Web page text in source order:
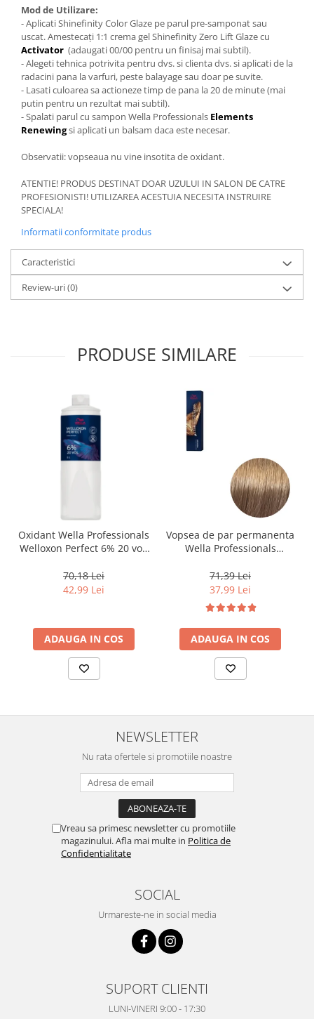
Mod de Utilizare:
- Aplicati Shinefinity Color Glaze pe parul pre-samponat sau
uscat. Amestecați 1:1 crema gel Shinefinity Zero Lift Glaze cu
Activator (adaugati 00/00 pentru un finisaj mai subtil).
- Alegeti tehnica potrivita pentru dvs. si clienta dvs. si aplicati de la
radacini pana la varfuri, peste balayage sau doar pe suvite.
- Lasati culoarea sa actioneze timp de pana la 20 de minute (mai
putin pentru un rezultat mai subtil).
- Spalati parul cu sampon Wella Professionals Elements
Renewingsi aplicati un balsam daca este necesar.
Observatii: vopseaua nu vine insotita de oxidant.
ATENTIE! PRODUS DESTINAT DOAR UZULUI IN SALON DE CATRE
PROFESIONISTI! UTILIZAREA ACESTUIA NECESITA INSTRUIRE
SPECIALA!
Informatii conformitate produs
Caracteristici
Review-uri(0)
PRODUSE SIMILARE
Oxidant Wella Professionals
Welloxon Perfect 6% 20 vol,
70,18 Lei
42,99 Lei
ADAUGA IN COS
Vopsea de par permanenta
Wella Professionals
Blond Deschis Natural, 60
ml
71,39 Lei
37,99 Lei
ADAUGA IN COS
NEWSLETTER
Nu rata ofertele si promotiile noastre
Vreau sa primesc newsletter cu promotiile
magazinului. Afla mai multe in Politica de
Confidentialitate
SOCIAL
Urmareste-ne in social media
SUPORT CLIENTI
LUNI-VINERI 9:00 - 17:30